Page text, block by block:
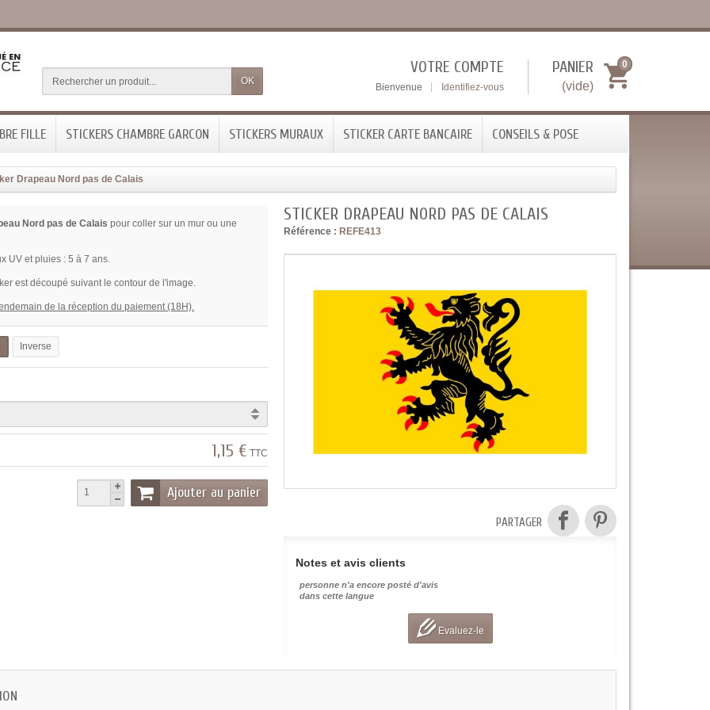
OK
PANIER
(vide)
0
VOTRE COMPTE
Bienvenue Identifiez-vous
FILLE STICKERS CHAMBRE GARCON STICKERS MURAUX STICKER CARTE BANCAIRE CONSEILS & POSE
Drapeau Nord pas de Calais
STICKER DRAPEAU NORD PAS DE CALAIS
Référence : REFE413
PARTAGER
Notes et avis clients
personne n'a encore posté d'avis
dans cette langue
Evaluez-le
Nord pas de Calaispour coller sur un mur ou une
UV et pluies : 5 à 7 ans.
est découpé suivant le contour de l'image.
de la réception du paiement (18H).
Inverse
1,15 € TTC
Ajouter au panier